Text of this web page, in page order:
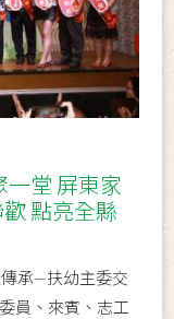
一堂 屏東家
點亮全縣
承—扶幼主委交
員、來賓、志工